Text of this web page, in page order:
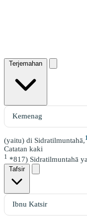
Terjemahan
(yaitu) di Sidratilmuntahā,1
Catatan kaki
1 *817) Sidratilmuntahā
Tafsir